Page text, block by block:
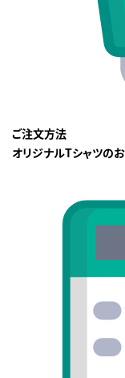
ご注文方法
オリジナルTシャツの